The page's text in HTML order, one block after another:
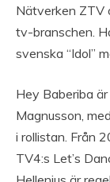
Nätverken ZTV
tv-branschen.
svenska “Idol”
Hey Baberiba
Magnusson,
i rollistan. Från
TV4:s Let’s